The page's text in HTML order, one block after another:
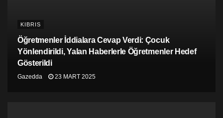
KIBRIS
Öğretmenler İddialara Cevap Verdi: Çocuk
Yönlendirildi, Yalan Haberlerle Öğretmenler Hedef
Gösterildi
Gazedda 23 MART 2025